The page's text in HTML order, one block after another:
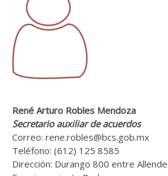
René Arturo Robles Mendoza
Secretario auxiliar de acuerdos
Correo: rene.robles@bcs.gob.mx
Teléfono: (612) 125 8585
Dirección: Durango 800 entre